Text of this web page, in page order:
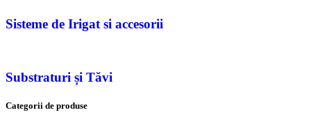
Sisteme de Irigat si accesorii
Substraturi și Tăvi
Categorii de produse